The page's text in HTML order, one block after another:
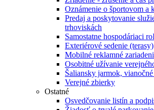
Oznámenie o športovom a
Predaj a poskytovanie
trhoviskách
Samostatne hospodáriaci
Exteriérové sedenie (terasy)
Mobilné reklamné
Osobitné užívanie
Šaliansky jarmok,
Verejné zbierky
Ostatné
Osvedčovanie listín a